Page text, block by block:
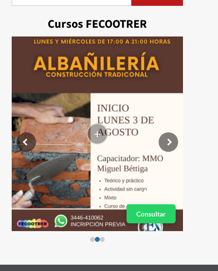
Cursos FECOOTRER
+
Consultar